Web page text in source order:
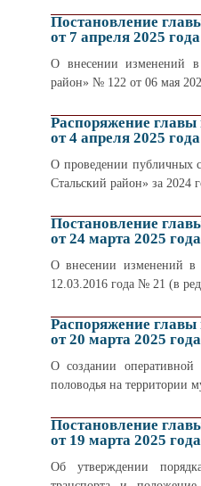
Постановление
от 7 апреля 2025 года
О внесении изменений в
район» № 122 от 06 мая
Распоряжение
от 4 апреля 2025 года
О проведении публичных
Стальский район» за 2024
Постановление
от 24 марта 2025 года
О внесении изменений в
12.03.2016 года № 21 (в
Распоряжение
от 20 марта 2025 года
О создании оперативной
половодья на территории
Постановление
от 19 марта 2025 года
Об утверждении